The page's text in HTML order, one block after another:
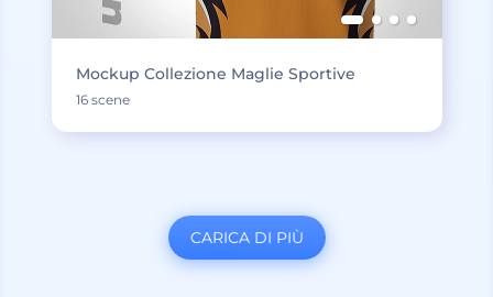
Mockup Collezione Maglie Sportive
16 scene
CARICA DI PIÙ